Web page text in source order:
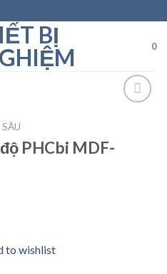
0
PHCbi MDF-
to wishlist